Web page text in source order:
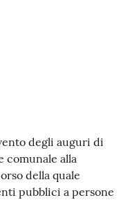
degli auguri di
comunale alla
della quale
pubblici a persone